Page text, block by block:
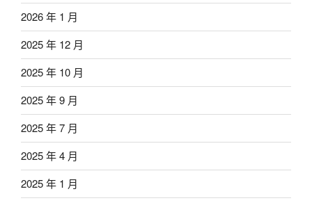
2026 年 1 月
2025 年 12 月
2025 年 10 月
2025 年 9 月
2025 年 7 月
2025 年 4 月
2025 年 1 月